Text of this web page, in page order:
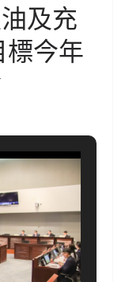
及充
今年